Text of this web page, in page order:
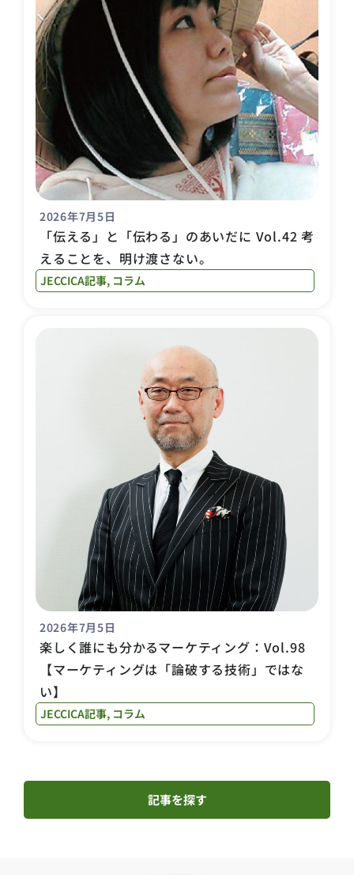
2026年7月5日
「伝える」と「伝わる」のあいだに Vol.42 考
えることを、明け渡さない。
JECCICA記事, コラム
2026年7月5日
楽しく誰にも分かるマーケティング：Vol.98
【マーケティングは「論破する技術」ではな
い】
JECCICA記事, コラム
記事を探す